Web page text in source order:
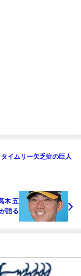
イムリー欠乏症の巨人
木 五
語る